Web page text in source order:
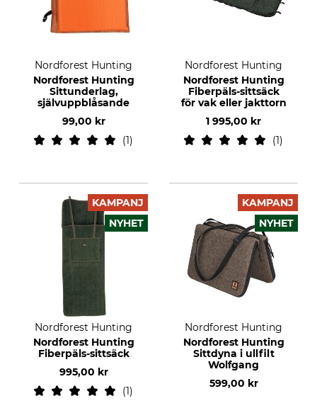
Nordforest Hunting
Nordforest Hunting
Sittunderlag,
självuppblåsande
99,00 kr
1
Nordforest Hunting
Nordforest Hunting
Fiberpäls-sittsäck
för vak eller jakttorn
1 995,00 kr
1
KAMPANJ
NYHET
Nordforest Hunting
Nordforest Hunting
Fiberpäls-sittsäck
995,00 kr
1
KAMPANJ
NYHET
Nordforest Hunting
Nordforest Hunting
Sittdyna i ullfilt
Wolfgang
599,00 kr